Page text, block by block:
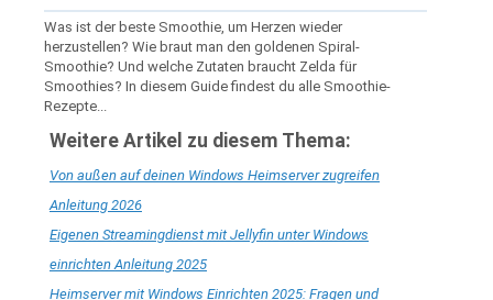
Was ist der beste Smoothie, um Herzen wieder
herzustellen? Wie braut man den goldenen Spiral-
Smoothie? Und welche Zutaten braucht Zelda für
Smoothies? In diesem Guide findest du alle Smoothie-
Rezepte...
Weitere Artikel zu diesem Thema:
Von außen auf deinen Windows Heimserver zugreifen
Anleitung 2026
Eigenen Streamingdienst mit Jellyfin unter Windows
einrichten Anleitung 2025
Heimserver mit Windows Einrichten 2025: Fragen und